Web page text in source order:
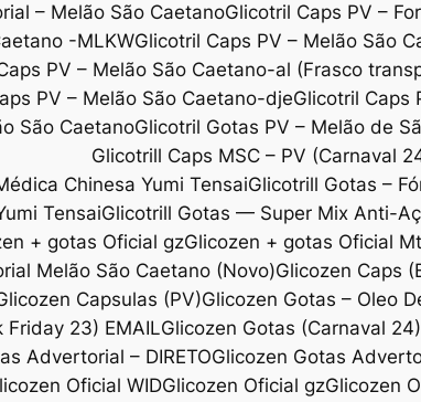
– Melão São CaetanoGlicotril Caps PV –
-MLKWGlicotril Caps PV – Melão São
PV – Melão São Caetano-al (Frasco
PV – Melão São Caetano-djeGlicotril Caps
São CaetanoGlicotril Gotas PV – Melão de
Glicotrill Caps MSC – PV (Carnaval
Chinesa Yumi TensaiGlicotrill Gotas –
TensaiGlicotrill Gotas — Super Mix Anti-
+ gotas Oficial gzGlicozen + gotas Oficial
Melão São Caetano (Novo)Glicozen Caps
Capsulas (PV)Glicozen Gotas – Oleo
Friday 23) EMAILGlicozen Gotas (Carnaval 24)
Advertorial – DIRETOGlicozen Gotas
Oficial WIDGlicozen Oficial gzGlicozen